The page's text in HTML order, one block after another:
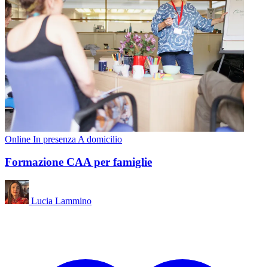
Online In presenza A domicilio
Formazione CAA per famiglie
Lucia Lammino